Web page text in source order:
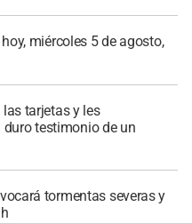
miércoles 5 de agosto,
tarjetas y les
testimonio de un
tormentas severas y